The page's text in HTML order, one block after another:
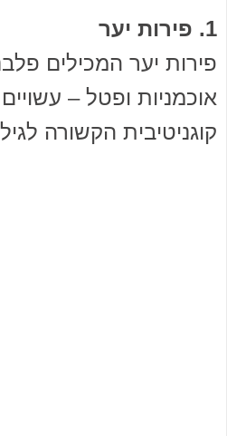
1. פירות יער
פירות יער המכילים
אוכמניות ופטל –
קוגניטיבית הקשורה